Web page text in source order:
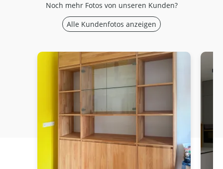
Noch mehr Fotos von unseren Kunden?
Alle Kundenfotos anzeigen